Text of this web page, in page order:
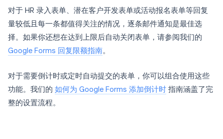
对于 HR 录入表单、潜在客户开发表单或活动报名表单等回复
量较低且每一条都值得关注的情况，逐条邮件通知是最佳选
择。如果你还想在达到上限后自动关闭表单，请参阅我们的
Google Forms 回复限额指南。
对于需要倒计时或定时自动提交的表单，你可以组合使用这些
功能。我们的 如何为 Google Forms 添加倒计时 指南涵盖了完
整的设置流程。